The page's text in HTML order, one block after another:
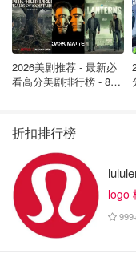
2026美剧推荐 - 最新必
看高分美剧排行榜 - 8月
折扣排行榜
logo